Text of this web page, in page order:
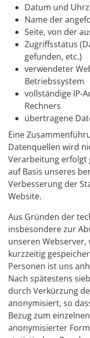
Datum und
Name der
Seite, von der
Zugriffsstatus
gefunden, etc.)
verwendeter
Betriebssystem
vollständige IP-
Rechners
übertragene
Eine
Datenquellen wird
Verarbeitung erfolgt
auf Basis unseres
Verbesserung der
Website.
Aus Gründen der
insbesondere zur
unseren Webserver,
kurzzeitig
Personen ist uns
Nach spätestens
durch Verkürzung
anonymisiert, so
Bezug zum
anonymisierter